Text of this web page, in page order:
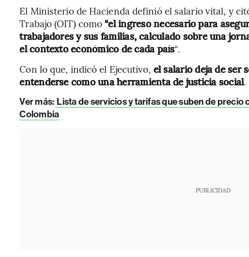
El Ministerio de Hacienda definió el salario vital, y
Trabajo (OIT) como“el ingreso necesario para
trabajadores y sus familias,calculado sobre una
el contexto económico de cada país“.
Con lo que, indicó el Ejecutivo, el salario deja de ser
entenderse como una herramienta de justicia social.
Ver más: Lista de servicios y tarifas que suben de precio
Colombia
PUBLICIDAD